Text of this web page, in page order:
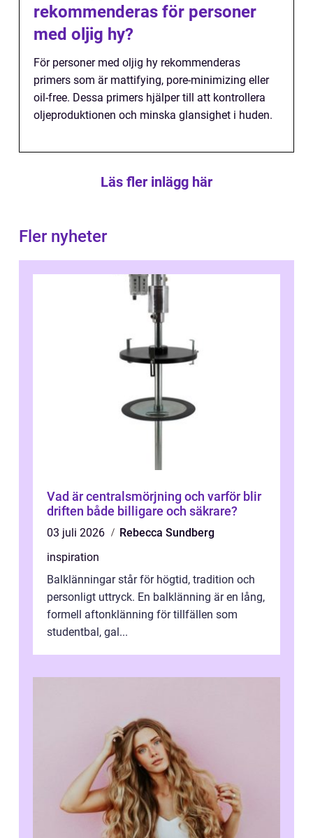
rekommenderas för personer
med oljig hy?
För personer med oljig hy rekommenderas
primers som är mattifying, pore-minimizing eller
oil-free. Dessa primers hjälper till att kontrollera
oljeproduktionen och minska glansighet i huden.
Läs fler inlägg här
Fler nyheter
Vad är centralsmörjning och varför blir
driften både billigare och säkrare?
03 juli 2026
Rebecca Sundberg
inspiration
Balklänningar står för högtid, tradition och
personligt uttryck. En balklänning är en lång,
formell aftonklänning för tillfällen som
studentbal, gal...